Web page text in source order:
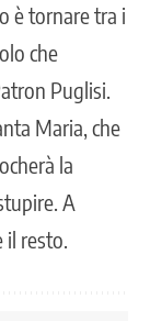
è tornare tra i
che
Puglisi.
Maria, che
la
A
resto.